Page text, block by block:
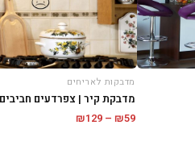
מדבקות לאריחים
מדבקת קיר | צפרדעים חביבים
₪59
–
₪129